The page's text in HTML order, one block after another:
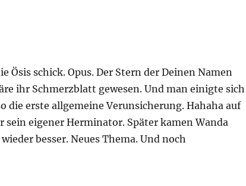
Ösis schick. Opus. Der Stern der Deinen Namen
ihr Schmerzblatt gewesen. Und man einigte sich
die erste allgemeine Verunsicherung. Hahaha auf
sein eigener Herminator. Später kamen Wanda
besser. Neues Thema. Und noch